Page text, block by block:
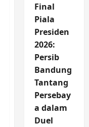
Final
Piala
Presiden
2026:
Persib
Bandung
Tantang
Persebay
a dalam
Duel